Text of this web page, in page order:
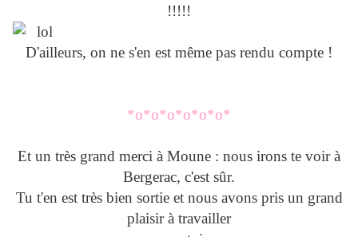
!!!!!
D'ailleurs, on ne s'en est même pas rendu compte !
*o*o*o*o*o*o*
Et un très grand merci à Moune : nous irons te voir à
Bergerac, c'est sûr.
Tu t'en est très bien sortie et nous avons pris un grand
plaisir à travailler